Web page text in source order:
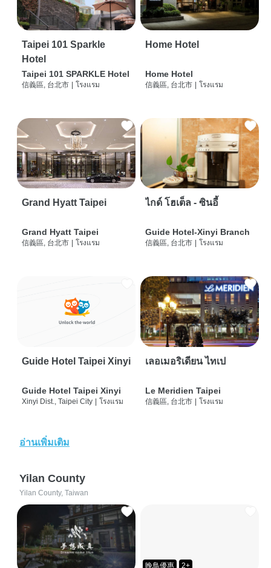
Taipei 101 Sparkle
Hotel
Taipei 101 SPARKLE Hotel
信義區, 台北市 โรงแรม
Home Hotel
Home Hotel
信義區, 台北市 โรงแรม
Grand Hyatt Taipei
Grand Hyatt Taipei
信義區, 台北市 โรงแรม
ไกด์ โฮเต็ล - ซินอี้
Guide Hotel-Xinyi Branch
信義區, 台北市 โรงแรม
Guide Hotel Taipei Xinyi
Guide Hotel Taipei Xinyi
Xinyi Dist., Taipei City | โรงแรม
เลอเมอริเดียน ไทเป
Le Meridien Taipei
信義區, 台北市 | โรงแรม
อ่านเพิ่มเติม
Yilan County
Yilan County, Taiwan
晚鳥優惠 2+